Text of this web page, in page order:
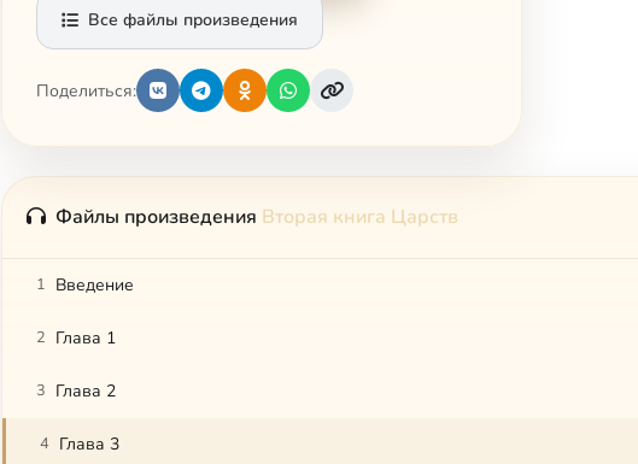
Все файлы произведения
Поделиться:
Файлы произведения Вторая книга Царств
1 Введение
2 Глава 1
3 Глава 2
4 Глава 3